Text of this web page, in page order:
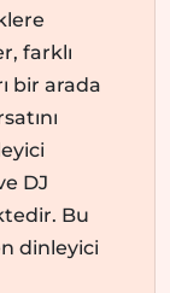
farklı
bir arada
DJ
Bu
dinleyici